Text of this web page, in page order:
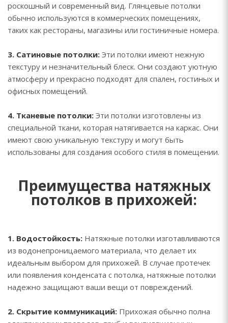
роскошный и современный вид. Глянцевые потолки
обычно используются в коммерческих помещениях,
таких как рестораны, магазины или гостиничные номера.
3. Сатиновые потолки: Эти потолки имеют нежную
текстуру и незначительный блеск. Они создают уютную
атмосферу и прекрасно подходят для спален, гостиных и
офисных помещений.
4. Тканевые потолки: Эти потолки изготовлены из
специальной ткани, которая натягивается на каркас. Они
имеют свою уникальную текстуру и могут быть
использованы для создания особого стиля в помещении.
Преимущества натяжных
потолков в прихожей:
1. Водостойкость: Натяжные потолки изготавливаются
из водонепроницаемого материала, что делает их
идеальным выбором для прихожей. В случае протечек
или появления конденсата с потолка, натяжные потолки
надежно защищают ваши вещи от повреждений.
2. Скрытие коммуникаций: Прихожая обычно полна